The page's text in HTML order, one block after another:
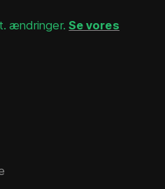
ændringer.Se vores